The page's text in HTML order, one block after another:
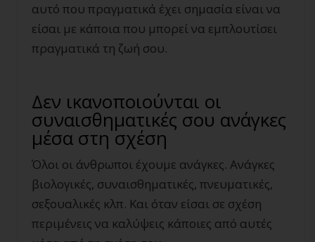
αυτό που πραγματικά έχει σημασία είναι να
είσαι με κάποια που μπορεί να εμπλουτίσει
πραγματικά τη ζωή σου.
Δεν ικανοποιούνται οι
συναισθηματικές σου ανάγκες
μέσα στη σχέση
Όλοι οι άνθρωποι έχουμε ανάγκες. Ανάγκες
βιολογικές, συναισθηματικές, πνευματικές,
σεξουαλικές κλπ. Και όταν είσαι σε σχέση
περιμένεις να καλύψεις κάποιες από αυτές